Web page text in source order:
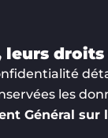
leurs droits
les
Général sur